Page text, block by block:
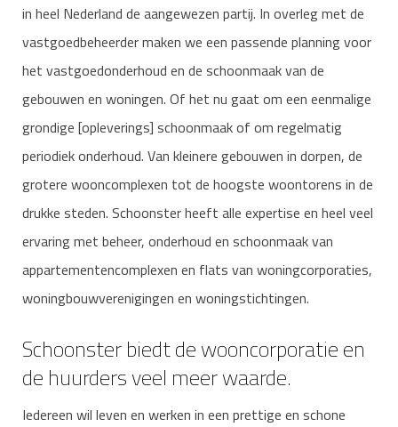
in heel Nederland de aangewezen partij. In overleg met de
vastgoedbeheerder maken we een passende planning voor
het vastgoedonderhoud en de schoonmaak van de
gebouwen en woningen. Of het nu gaat om een eenmalige
grondige [opleverings] schoonmaak of om regelmatig
periodiek onderhoud. Van kleinere gebouwen in dorpen, de
grotere wooncomplexen tot de hoogste woontorens in de
drukke steden. Schoonster heeft alle expertise en heel veel
ervaring met beheer, onderhoud en schoonmaak van
appartementencomplexen en flats van woningcorporaties,
woningbouwverenigingen en woningstichtingen.
Schoonster biedt de wooncorporatie en
de huurders veel meer waarde.
Iedereen wil leven en werken in een prettige en schone